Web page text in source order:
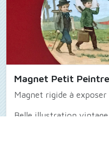
Magnet Petit
Magnet rigide à
Belle illustration